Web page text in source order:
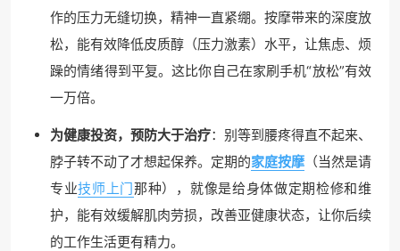
作的压力无缝切换，精神一直紧绷。按摩带来的深度放
松，能有效降低皮质醇（压力激素）水平，让焦虑、烦
躁的情绪得到平复。这比你自己在家刷手机“放松”有效
一万倍。
为健康投资，预防大于治疗：别等到腰疼得直不起来、
脖子转不动了才想起保养。定期的家庭按摩 （当然是请
专业技师上门那种），就像是给身体做定期检修和维
护，能有效缓解肌肉劳损，改善亚健康状态，让你后续
的工作生活更有精力。